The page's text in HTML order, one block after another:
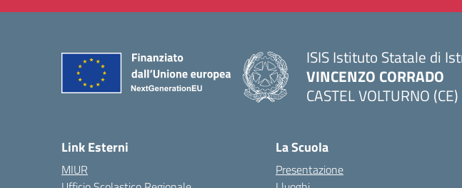
ISIS Istituto Statale di
VINCENZO CORRADO
CASTEL VOLTURNO (CE)
Link Esterni
MIUR
La Scuola
Presentazione